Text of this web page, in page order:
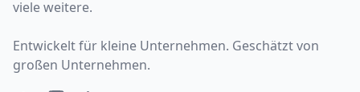
viele weitere.
Entwickelt für kleine Unternehmen. Geschätzt von
großen Unternehmen.